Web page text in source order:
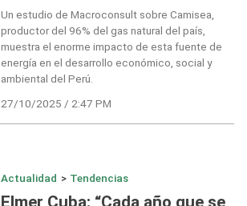
Un estudio de Macroconsult sobre Camisea,
productor del 96% del gas natural del país,
muestra el enorme impacto de esta fuente de
energía en el desarrollo económico, social y
ambiental del Perú.
27/10/2025 / 2:47 PM
Actualidad > Tendencias
Elmer Cuba: “Cada año que se